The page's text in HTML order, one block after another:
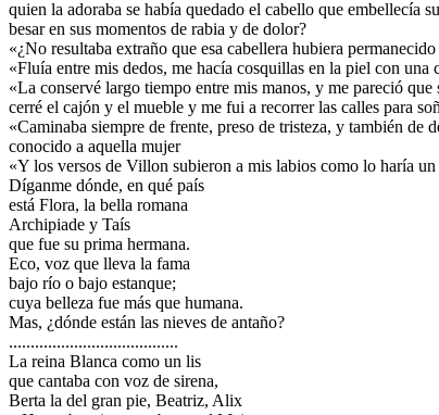
quien la adoraba se había quedado el cabello que embellecía
besar en sus momentos de rabia y de dolor?
«¿No resultaba extraño que esa cabellera hubiera
«Fluía entre mis dedos, me hacía cosquillas en la piel con
«La conservé largo tiempo entre mis manos, y me pareció
cerré el cajón y el mueble y me fui a recorrer las calles para
«Caminaba siempre de frente, preso de tristeza, y también de
conocido a aquella mujer
«Y los versos de Villon subieron a mis labios como lo haría
Díganme dónde, en qué país
está Flora, la bella romana
Archipiade y Taís
que fue su prima hermana.
Eco, voz que lleva la fama
bajo río o bajo estanque;
cuya belleza fue más que humana.
Mas, ¿dónde están las nieves de antaño?
.......................................
La reina Blanca como un lis
que cantaba con voz de sirena,
Berta la del gran pie, Beatriz, Alix